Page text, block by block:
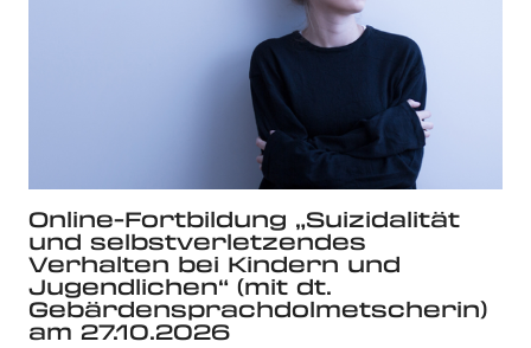
Online-Fortbildung „Suizidalität
und selbstverletzendes
Verhalten bei Kindern und
Jugendlichen“ (mit dt.
Gebärdensprachdolmetscherin)
am 27.10.2026